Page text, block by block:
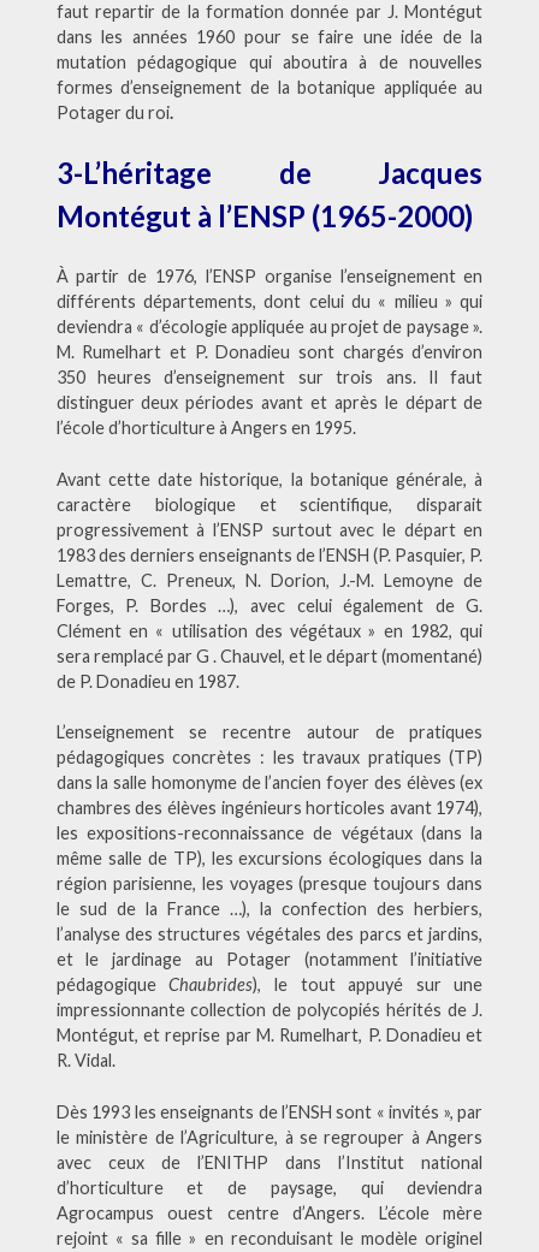
faut repartir de la formation donnée par J. Montégut
dans les années 1960 pour se faire une idée de la
mutation pédagogique qui aboutira à de nouvelles
formes d’enseignement de la botanique appliquée au
Potager du roi.
3-L’héritage de Jacques
Montégut à l’ENSP (1965-2000)
À partir de 1976, l’ENSP organise l’enseignement en
différents départements, dont celui du « milieu » qui
deviendra « d’écologie appliquée au projet de paysage ».
M. Rumelhart et P. Donadieu sont chargés d’environ
350 heures d’enseignement sur trois ans. Il faut
distinguer deux périodes avant et après le départ de
l’école d’horticulture à Angers en 1995.
Avant cette date historique, la botanique générale, à
caractère biologique et scientifique, disparait
progressivement à l’ENSP surtout avec le départ en
1983 des derniers enseignants de l’ENSH (P. Pasquier, P.
Lemattre, C. Preneux, N. Dorion, J.-M. Lemoyne de
Forges, P. Bordes …), avec celui également de G.
Clément en « utilisation des végétaux » en 1982, qui
sera remplacé par G . Chauvel, et le départ (momentané)
de P. Donadieu en 1987.
L’enseignement se recentre autour de pratiques
pédagogiques concrètes : les travaux pratiques (TP)
dans la salle homonyme de l’ancien foyer des élèves (ex
chambres des élèves ingénieurs horticoles avant 1974),
les expositions-reconnaissance de végétaux (dans la
même salle de TP), les excursions écologiques dans la
région parisienne, les voyages (presque toujours dans
le sud de la France …), la confection des herbiers,
l’analyse des structures végétales des parcs et jardins,
et le jardinage au Potager (notamment l’initiative
pédagogiqueChaubrides), le tout appuyé sur une
impressionnante collection de polycopiés hérités de J.
Montégut, et reprise par M. Rumelhart, P. Donadieu et
R. Vidal.
Dès 1993 les enseignants de l’ENSH sont « invités », par
le ministère de l’Agriculture, à se regrouper à Angers
avec ceux de l’ENITHP dans l’Institut national
d’horticulture et de paysage, qui deviendra
Agrocampus ouest centre d’Angers. L’école mère
rejoint « sa fille » en reconduisant le modèle originel